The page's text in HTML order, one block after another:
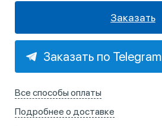
Заказать
Заказать по Telegram
Все способы оплаты
Подробнее о доставке